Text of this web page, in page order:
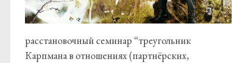
расстановочный семинар “треугольник
Карпмана в отношениях (партнёрских,